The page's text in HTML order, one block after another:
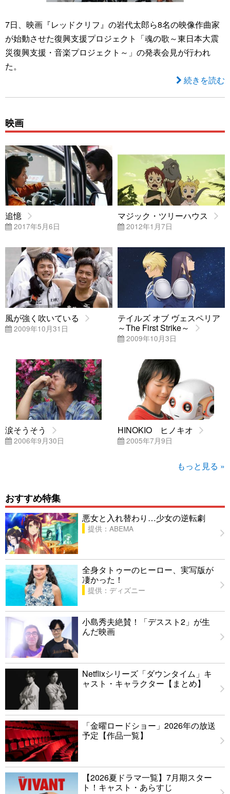
7日、映画『レッドクリフ』の岩代太郎ら8名の映像作曲家
が始動させた復興支援プロジェクト「魂の歌～東日本大震
災復興支援・音楽プロジェクト～」の発表会見が行われ
た。
続きを読む
映画
追憶
2017年5月6日
マジック・ツリーハウス
2012年1月7日
風が強く吹いている
2009年10月31日
テイルズ オブ ヴェスペリア
～The First Strike～
2009年10月3日
涙そうそう
2006年9月30日
HINOKIO ヒノキオ
2005年7月9日
もっと見る »
おすすめ特集
悪女と入れ替わり…少女の逆転劇
提供：ABEMA
全身タトゥーのヒーロー、実写版が
凄かった！
提供：ディズニー
小島秀夫絶賛！「デススト2」が生
んだ映画
Netflixシリーズ「ダウンタイム」キ
ャスト・キャラクター【まとめ】
「金曜ロードショー」2026年の放送
予定【作品一覧】
【2026夏ドラマ一覧】7月期スター
ト！キャスト・あらすじ